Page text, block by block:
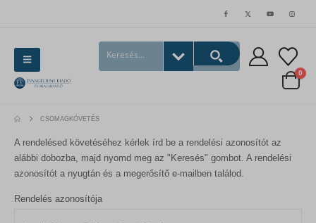
0
CSOMAGKÖVETÉS
A rendelésed követéséhez kérlek írd be a rendelési azonosítót az
alábbi dobozba, majd nyomd meg az "Keresés" gombot. A rendelési
azonosítót a nyugtán és a megerősítő e-mailben találod.
Rendelés azonosítója